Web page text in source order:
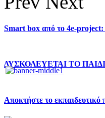
Smart box από το 4e-
ΔΥΣΚΟΛΕΥΕΤΑΙ ΤΟ
Αποκτήστε το